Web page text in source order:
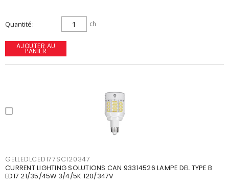
Quantité ch
AJOUTER AU
PANIER
GELLEDLCED177SC120347
CURRENT LIGHTING SOLUTIONS CAN 93314526 LAMPE DEL TYPE B
ED17 21/35/45W 3/4/5K 120/347V